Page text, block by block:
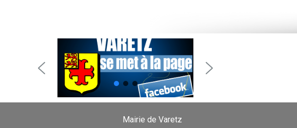
Mairie de Varetz